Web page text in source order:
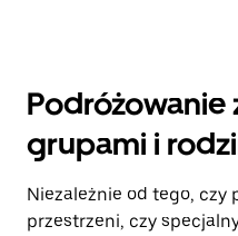
Podróżowanie
grupami i
Niezależnie od tego, czy
przestrzeni, czy